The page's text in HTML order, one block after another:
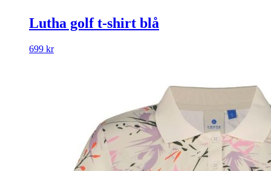
Lutha golf t-shirt blå
699 kr